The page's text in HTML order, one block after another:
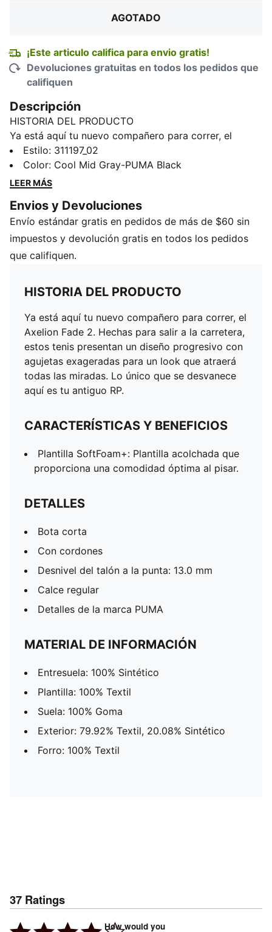
AGOTADO
¡Este articulo califica para envio gratis!
Devoluciones gratuitas en todos los pedidos que
califiquen
Descripción
HISTORIA DEL PRODUCTO
Ya está aquí tu nuevo compañero para correr, el
Axelion Fade 2. Hechas para salir a la carretera, estos
tenis presentan un diseño progresivo con agujetas
exageradas para un look que atraerá todas las
RP.
CARACTERÍSTICAS Y BENEFICIOS
Plantilla SoftFoam+: Plantilla acolchada que
proporciona una comodidad óptima al pisar.
Con cordones
Desnivel del talón a la punta: 13.0 mm
Calce regular
Detalles de la marca PUMA
Estilo: 311197_02
Color: Cool Mid Gray-PUMA Black
LEER MÁS
Envios y Devoluciones
Envío estándar gratis en pedidos de más de $60 sin
impuestos y devolución gratis en todos los pedidos
que califiquen.
HISTORIA DEL PRODUCTO
Ya está aquí tu nuevo compañero para correr, el
Axelion Fade 2. Hechas para salir a la carretera,
estos tenis presentan un diseño progresivo con
agujetas exageradas para un look que atraerá
todas las miradas. Lo único que se desvanece
aquí es tu antiguo RP.
CARACTERÍSTICAS Y BENEFICIOS
Plantilla SoftFoam+: Plantilla acolchada que
proporciona una comodidad óptima al pisar.
DETALLES
Bota corta
Con cordones
Desnivel del talón a la punta: 13.0 mm
Calce regular
Detalles de la marca PUMA
MATERIAL DE INFORMACIÓN
Entresuela: 100% Sintético
Plantilla: 100% Textil
Suela: 100% Goma
Exterior: 79.92% Textil, 20.08% Sintético
Forro: 100% Textil
37 Ratings
How would you